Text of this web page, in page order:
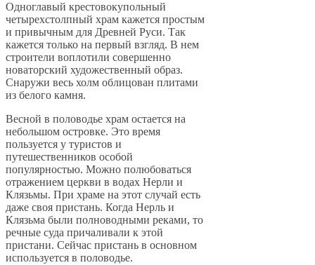
Одноглавый крестовокупольный
четырехстолпный храм кажется простым
и привычным для Древней Руси. Так
кажется только на первый взгляд. В нем
строители воплотили совершенно
новаторский художественный образ.
Снаружи весь холм облицован плитами
из белого камня.
Весной в половодье храм остается на
небольшом островке. Это время
пользуется у туристов и
путешественников особой
популярностью. Можно полюбоваться
отражением церкви в водах Нерли и
Клязьмы. При храме на этот случай есть
даже своя пристань. Когда Нерль и
Клязьма были полноводными реками, то
речные суда причаливали к этой
пристани. Сейчас пристань в основном
используется в половодье.